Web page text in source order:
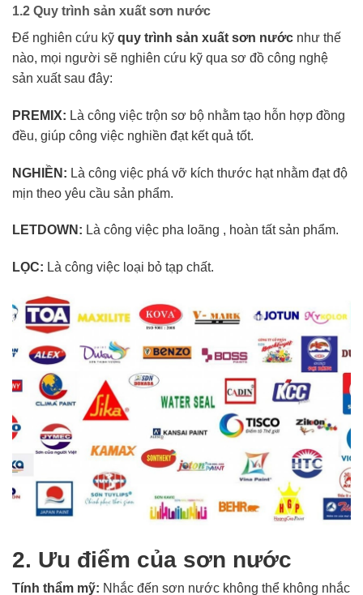
1.2 Quy trình sản xuất sơn nước
Để nghiên cứu kỹ quy trình sản xuất sơn nước như thế
nào, mọi người sẽ nghiên cứu kỹ qua sơ đồ công nghệ
sản xuất sau đây:
PREMIX: Là công việc trộn sơ bộ nhằm tạo hỗn hợp đồng
đều, giúp công việc nghiền đạt kết quả tốt.
NGHIỀN: Là công việc phá vỡ kích thước hạt nhằm đạt độ
mịn theo yêu cầu sản phẩm.
LETDOWN: Là công việc pha loãng , hoàn tất sản phẩm.
LỌC: Là công việc loại bỏ tạp chất.
2. Ưu điểm của sơn nước
Tính thẩm mỹ: Nhắc đến sơn nước không thể không nhắc